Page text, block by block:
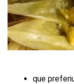
que